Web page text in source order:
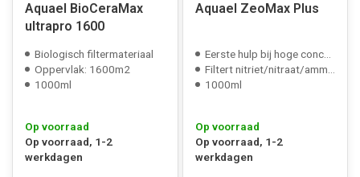
Aquael BioCeraMax
ultrapro 1600
Biologisch filtermateriaal
Oppervlak: 1600m2
1000ml
Op voorraad
Op voorraad, 1-2
werkdagen
Aquael ZeoMax Plus
Eerste hulp bij hoge concentratie afvalstoffen
Filtert nitriet/nitraat/ammoniak
1000ml
Op voorraad
Op voorraad, 1-2
werkdagen